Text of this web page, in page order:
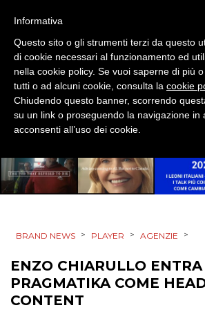
PROMOZIONI
PRODOTTI
PUNTI VENDITA
CSR
CINEMA
BRAND NEWS > PLAYER > AGENZIE >
ENZO CHIARULLO
PRAGMATIKA COME
CONTENT
Informativa
Questo sito o gli strumenti terzi da questo
di cookie necessari al funzionamento ed
nella cookie policy. Se vuoi saperne di più
tutti o ad alcuni cookie, consulta la cookie
Chiudendo questo banner, scorrendo
su un link o proseguendo la navigazione in
acconsenti all’uso dei cookie.